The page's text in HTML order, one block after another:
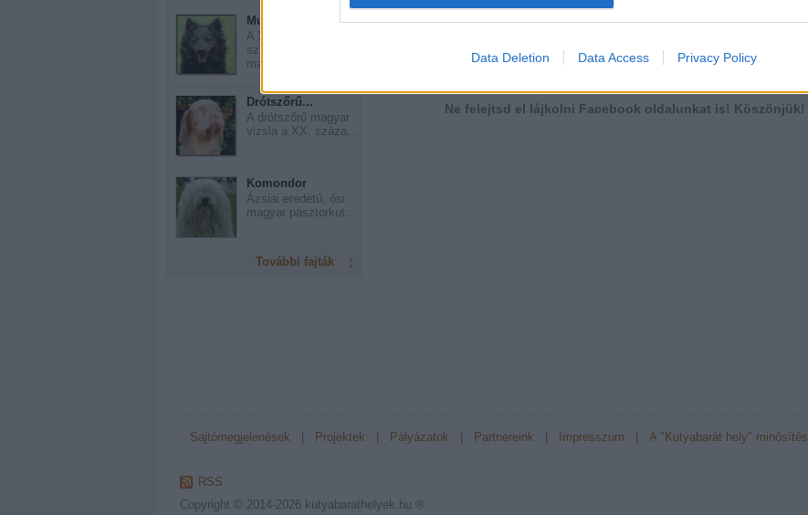
Data Deletion Data Access Privacy Policy
Mudi
A XVIII-XIX.
században
magyarországi ...
Drótszőrű...
A drótszőrű magyar
vizsla a XX. száza...
Komondor
Ázsiai eredetű, ősi
magyar pásztorkut...
További fajták
Ne felejtsd el lájkolni Facebook oldalunkat is! Köszönjük!
Sajtómegjelenések Projektek Pályázatok Partnereink Impresszum A "Kutyabarát hely" minősítés
RSS
Copyright © 2014-2026 kutyabarathelyek.hu ®